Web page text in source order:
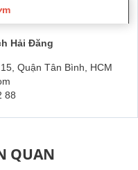
Hải Đăng
Quận Tân Bình, HCM
88
QUAN